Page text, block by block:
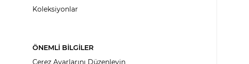
Koleksiyonlar
ÖNEMLİ BİLGİLER
Çerez Ayarlarını Düzenleyin